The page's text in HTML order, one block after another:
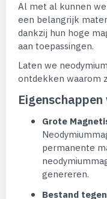
Al met al kunnen
een belangrijk
dankzij hun hoge
aan toepassingen.
Laten we
ontdekken waarom
Grote
permanente
genereren.
Bestand